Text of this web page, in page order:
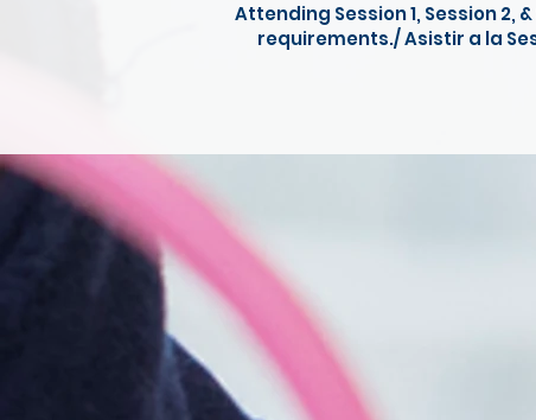
Attending Session 1, Session
requirements./ Asistir a la